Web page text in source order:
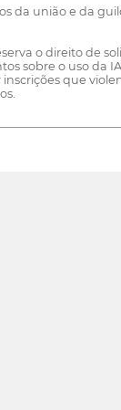
da união e da
o direito de
sobre o uso da
que